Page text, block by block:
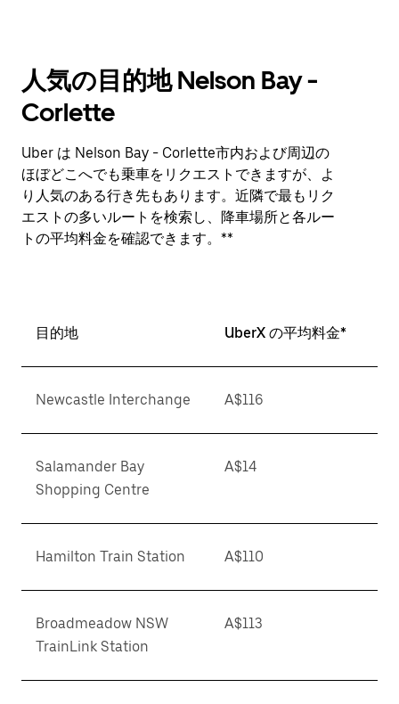
人気の目的地 Nelson Bay -
Corlette
Uber は Nelson Bay - Corlette市内および周辺の
ほぼどこへでも乗車をリクエストできますが、よ
り人気のある行き先もあります。近隣で最もリク
エストの多いルートを検索し、降車場所と各ルー
トの平均料金を確認できます。**
目的地 UberX の平均料金*
Newcastle Interchange A$116
Salamander Bay
Shopping Centre
A$14
Hamilton Train Station A$110
Broadmeadow NSW
TrainLink Station
A$113